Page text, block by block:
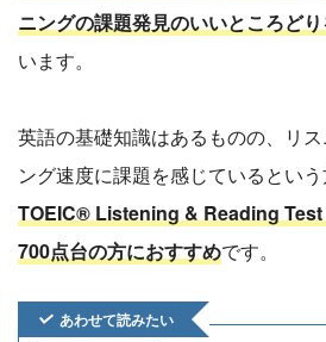
ニングの課題発見のいいところど
います。
英語の基礎知識はあるものの、リ
ング速度に課題を感じているという
TOEIC® Listening & Reading Test
700点台の方におすすめです。
あわせて読みたい